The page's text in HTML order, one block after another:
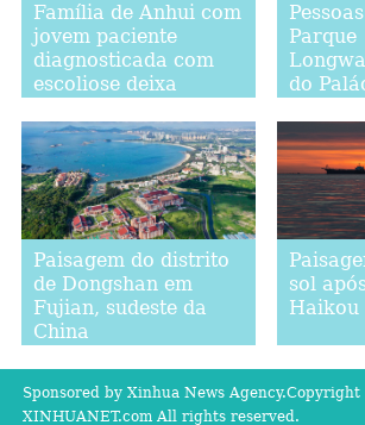
Família de Anhui com
jovem paciente
diagnosticada com
escoliose deixa
Parque
do
Paisagem do distrito
de Dongshan em
Fujian, sudeste da
China
sol
Haikou
Sponsored by Xinhua News
XINHUANET.com All rights reserved.